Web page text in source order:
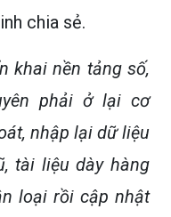
chia sẻ.
khai nền tảng số,
phải ở lại cơ
nhập lại dữ liệu
tài liệu dày hàng
loại rồi cập nhật